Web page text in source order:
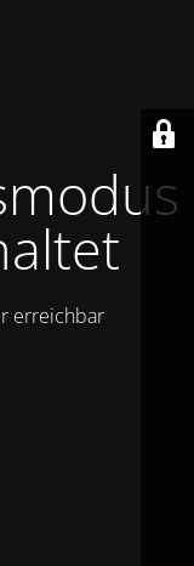
erreichbar